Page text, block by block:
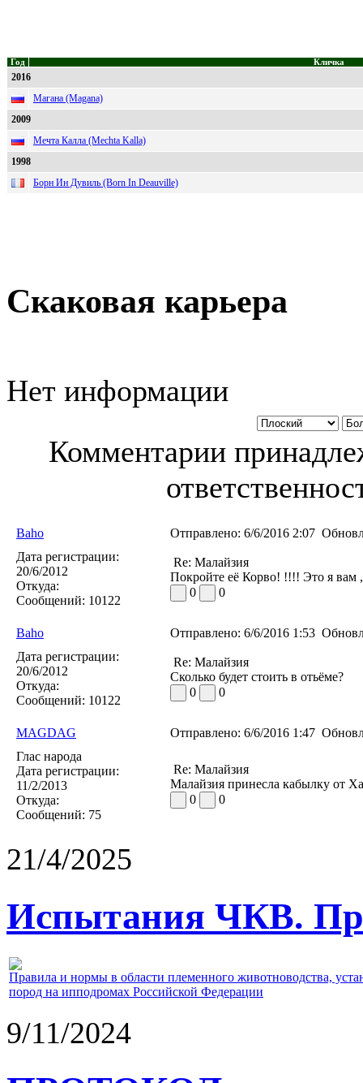
Год Кличка
2016
Магана (Magana)
2009
Мечта Калла (Mechta Kalla)
1998
Борн Ин Дувиль (Born In Deauville)
Скаковая карьера
Нет информации
Комментарии
Baho Отправлено: 6/6/2016 2:07
Дата регистрации:
20/6/2012
Откуда:
Сообщений: 10122
Re: Малайзия
Покройте её Корво! !!!! Это я вам
0
0
Baho Отправлено: 6/6/2016 1:53
Дата регистрации:
20/6/2012
Откуда:
Сообщений: 10122
Re: Малайзия
Сколько будет стоить в отьёме?
0
0
MAGDAG Отправлено: 6/6/2016 1:47
Глас народа
Дата регистрации:
11/2/2013
Откуда:
Сообщений: 75
Re: Малайзия
Малайзия принесла кабылку от
0
0
21/4/2025
Испытания ЧКВ.
Правила и нормы в области племенного животноводства,
пород на ипподромах Российской Федерации
9/11/2024